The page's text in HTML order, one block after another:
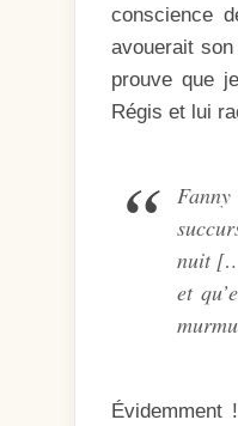
conscience
avouerait
prouve que
Régis et lui
nuit
et